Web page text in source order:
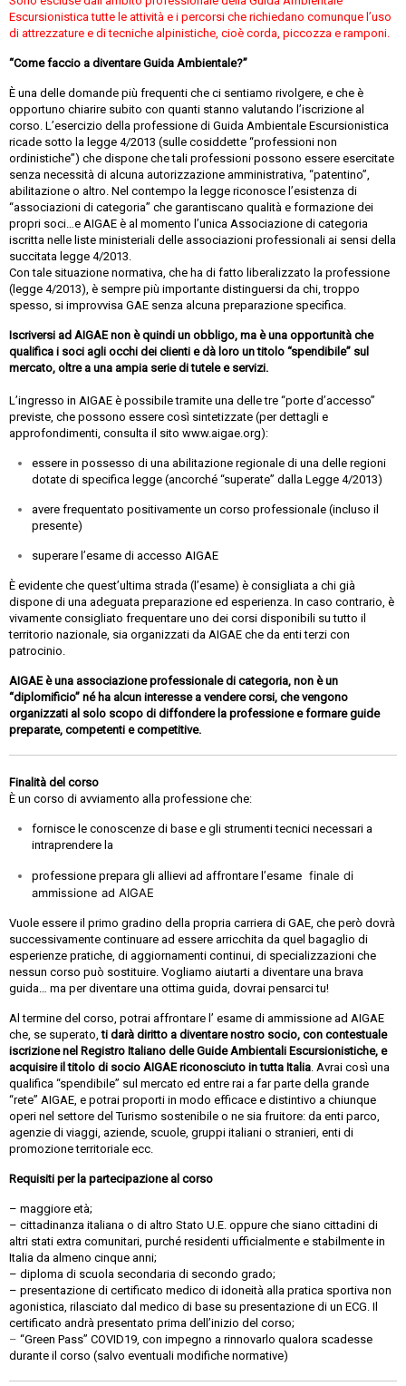
Escursionistica tutte le attività e i percorsi che richiedano comunque l’uso
di attrezzature e di tecniche alpinistiche, cioè corda, piccozza e ramponi.
“Come faccio a diventare Guida Ambientale?”
È una delle domande più frequenti che ci sentiamo rivolgere, e che è
opportuno chiarire subito con quanti stanno valutando l’iscrizione al
corso. L’esercizio della professione di Guida Ambientale Escursionistica
ricade sotto la legge 4/2013 (sulle cosiddette “professioni non
ordinistiche”) che dispone che tali professioni possono essere esercitate
senza necessità di alcuna autorizzazione amministrativa, “patentino”,
abilitazione o altro. Nel contempo la legge riconosce l’esistenza di
“associazioni di categoria” che garantiscano qualità e formazione dei
propri soci…e AIGAE è al momento l’unica Associazione di categoria
iscritta nelle liste ministeriali delle associazioni professionali ai sensi della
succitata legge 4/2013.
Con tale situazione normativa, che ha di fatto liberalizzato la professione
(legge 4/2013), è sempre più importante distinguersi da chi, troppo
spesso, si improvvisa GAE senza alcuna preparazione specifica.
Iscriversi ad AIGAE non è quindi un obbligo, ma è una opportunità che
qualifica i soci agli occhi dei clienti e dà loro un titolo “spendibile” sul
mercato, oltre a una ampia serie di tutele e servizi.
L’ingresso in AIGAE è possibile tramite una delle tre “porte d’accesso”
previste, che possono essere così sintetizzate (per dettagli e
approfondimenti, consulta il sito www.aigae.org):
essere in possesso di una abilitazione regionale di una delle regioni
dotate di specifica legge (ancorché “superate” dalla Legge 4/2013)
avere frequentato positivamente un corso professionale (incluso il
presente)
superare l’esame di accesso AIGAE
È evidente che quest’ultima strada (l’esame) è consigliata a chi già
dispone di una adeguata preparazione ed esperienza. In caso contrario, è
vivamente consigliato frequentare uno dei corsi disponibili su tutto il
territorio nazionale, sia organizzati da AIGAE che da enti terzi con
patrocinio.
AIGAE è una associazione professionale di categoria, non è un
“diplomificio” né ha alcun interesse a vendere corsi, che vengono
organizzati al solo scopo di diffondere la professione e formare guide
preparate, competenti e competitive.
Finalità del corso
È un corso di avviamento alla professione che:
fornisce le conoscenze di base e gli strumenti tecnici necessari a
intraprendere la
professione prepara gli allievi ad affrontare l’esame finale di
ammissione ad AIGAE
Vuole essere il primo gradino della propria carriera di GAE, che però dovrà
successivamente continuare ad essere arricchita da quel bagaglio di
esperienze pratiche, di aggiornamenti continui, di specializzazioni che
nessun corso può sostituire. Vogliamo aiutarti a diventare una brava
guida… ma per diventare una ottima guida, dovrai pensarci tu!
Al termine del corso, potrai affrontare l’ esame di ammissione ad AIGAE
che, se superato,ti darà diritto a diventare nostro socio, con contestuale
iscrizione nel Registro Italiano delle Guide Ambientali Escursionistiche, e
acquisire il titolo di socio AIGAE riconosciuto in tutta Italia. Avrai così una
qualifica “spendibile” sul mercato ed entre rai a far parte della grande
“rete” AIGAE, e potrai proporti in modo efficace e distintivo a chiunque
operi nel settore del Turismo sostenibile o ne sia fruitore: da enti parco,
agenzie di viaggi, aziende, scuole, gruppi italiani o stranieri, enti di
promozione territoriale ecc.
Requisiti per la partecipazione al corso
– maggiore età;
– cittadinanza italiana o di altro Stato U.E. oppure che siano cittadini di
altri stati extra comunitari, purché residenti ufficialmente e stabilmente in
Italia da almeno cinque anni;
– diploma di scuola secondaria di secondo grado;
– presentazione di certificato medico di idoneità alla pratica sportiva non
agonistica, rilasciato dal medico di base su presentazione di un ECG. Il
certificato andrà presentato prima dell’inizio del corso;
– “Green Pass” COVID19, con impegno a rinnovarlo qualora scadesse
durante il corso (salvo eventuali modifiche normative)